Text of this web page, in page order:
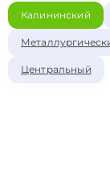
Калининский
Центральный